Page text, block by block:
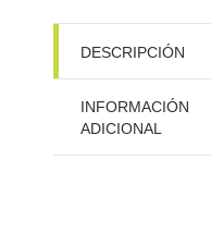
DESCRIPCIÓN
INFORMACIÓN
ADICIONAL